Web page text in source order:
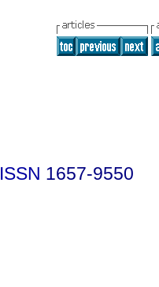
ISSN 1657-9550